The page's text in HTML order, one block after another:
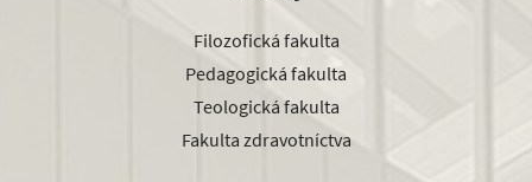
Filozofická fakulta
Pedagogická fakulta
Teologická fakulta
Fakulta zdravotníctva